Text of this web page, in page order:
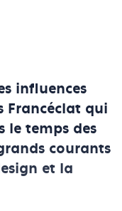
influences
Francéclat qui
le temps des
courants
et la